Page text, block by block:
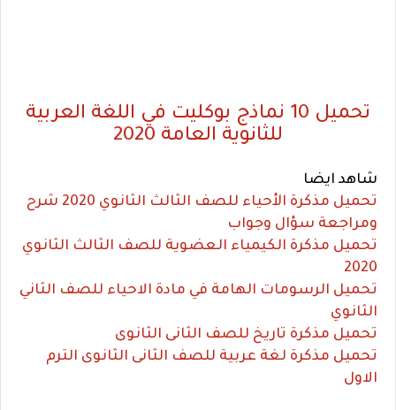
تحميل 10 نماذج بوكليت في اللغة العربية
للثانوية العامة 2020
شاهد ايضا
تحميل مذكرة الأحياء للصف الثالث الثانوي 2020 شرح
ومراجعة سؤال وجواب
تحميل مذكرة الكيمياء العضوية للصف الثالث الثانوي
2020
تحميل الرسومات الهامة في مادة الاحياء للصف الثاني
الثانوي
تحميل مذكرة تاريخ للصف الثانى الثانوى
تحميل مذكرة لغة عربية للصف الثانى الثانوى الترم
الاول